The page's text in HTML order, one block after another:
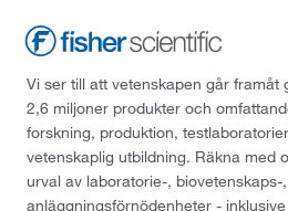
Vi ser till att vetenskapen går framåt
2,6 miljoner produkter och
forskning, produktion,
vetenskaplig utbildning. Räkna med
urval av laboratorie-,
anläggningsförnödenheter -